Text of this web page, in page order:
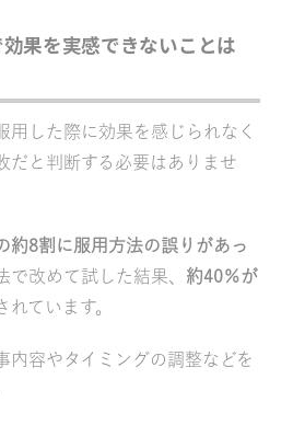
果を実感できないことは
用した際に効果を感じられなく
だと判断する必要はありませ
約8割に服用方法の誤りがあっ
で改めて試した結果、 約40％が
れています。
内容やタイミングの調整などを